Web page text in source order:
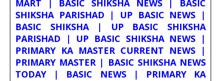
MART | BASIC SHIKSHA NEWS | BASIC
SHIKSHA PARISHAD | UP BASIC NEWS |
BASIC SHIKSHA | UP BASIC SHIKSHA
PARISHAD | UP BASIC SHIKSHA NEWS |
PRIMARY KA MASTER CURRENT NEWS |
PRIMARY MASTER | BASIC SHIKSHA NEWS
TODAY | BASIC NEWS | PRIMARY KA